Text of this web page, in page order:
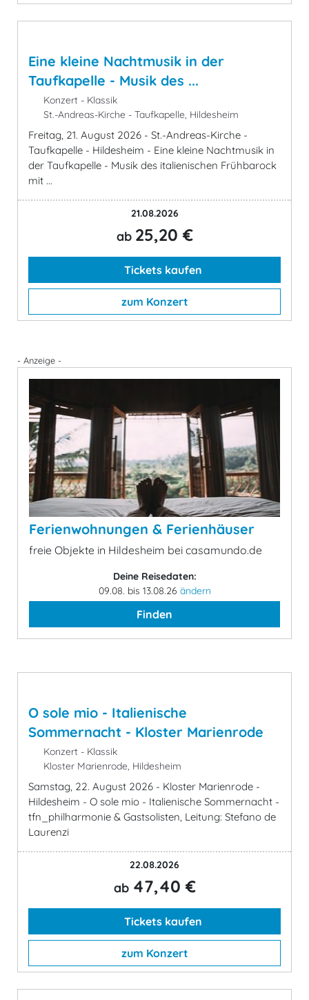
Eine kleine Nachtmusik in der
Taufkapelle - Musik des ...
Konzert - Klassik
St.-Andreas-Kirche - Taufkapelle, Hildesheim
Freitag, 21. August 2026 - St.-Andreas-Kirche -
Taufkapelle - Hildesheim - Eine kleine Nachtmusik in
der Taufkapelle - Musik des italienischen Frühbarock
mit ...
21.08.2026
ab 25,20 €
Tickets kaufen
zum Konzert
- Anzeige -
Ferienwohnungen & Ferienhäuser
freie Objekte in Hildesheim bei casamundo.de
Deine Reisedaten:
09.08. bis 13.08.26 ändern
Finden
O sole mio - Italienische
Sommernacht - Kloster Marienrode
Konzert - Klassik
Kloster Marienrode, Hildesheim
Samstag, 22. August 2026 - Kloster Marienrode -
Hildesheim - O sole mio - Italienische Sommernacht -
tfn_philharmonie & Gastsolisten, Leitung: Stefano de
Laurenzi
22.08.2026
ab 47,40 €
Tickets kaufen
zum Konzert